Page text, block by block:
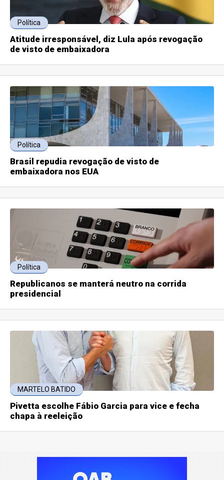
Política
Atitude irresponsável, diz Lula após revogação
de visto de embaixadora
Política
Brasil repudia revogação de visto de
embaixadora nos EUA
Política
Republicanos se manterá neutro na corrida
presidencial
MARTELO BATIDO
Pivetta escolhe Fábio Garcia para vice e fecha
chapa à reeleição